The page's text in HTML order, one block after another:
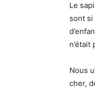
Le
sont si
Nous
cher,